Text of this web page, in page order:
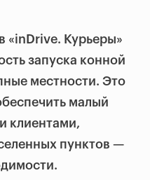
«inDrive. Курьеры»
запуска конной
местности. Это
малый
клиентами,
пунктов —